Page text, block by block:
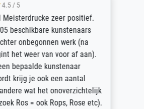
4.5 / 5
Meisterdrucke zeer positief.
beschikbare kunstenaars
onbegonnen werk (na
het weer van voor af aan).
bepaalde kunstenaar
krijg je ook een aantal
wat het onoverzichtelijk
Ros = ook Rops, Rose etc).